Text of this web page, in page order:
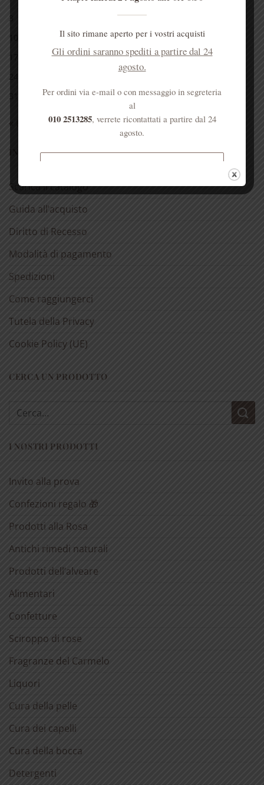
3
6
10
12 13 14 15
18 19 20 21 22
24
27
31
« Lug
INFORMAZIONI
Scarica il catalogo
Guida all’acquisto
Diritto di Recesso
Modalità di pagamento
Spedizioni
Come raggiungerci
Tutela della Privacy
Cookie Policy (UE)
CERCA UN PRODOTTO
Cerca:
I NOSTRI PRODOTTI
Invito alla prova
Confezioni regalo 🎁
Prodotti alla Rosa
Antichi rimedi naturali
Prodotti dell’alveare
Alimentari
Confetture
Sciroppo di rose
Fragranze del Carmelo
Liquori
Cura della pelle
Cura dei capelli
Cura della bocca
Detergenti
Il sito rimane aperto per i vostri acquisti
Gli ordini saranno spediti a partire dal 24
agosto.
Per ordini via e-mail o con messaggio in segreteria
al
010 2513285, verrete ricontattati a partire dal 24
agosto.
superiori a € 50